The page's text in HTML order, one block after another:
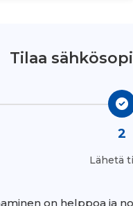
Tilaa
2
Lähetä
on helppoa ja